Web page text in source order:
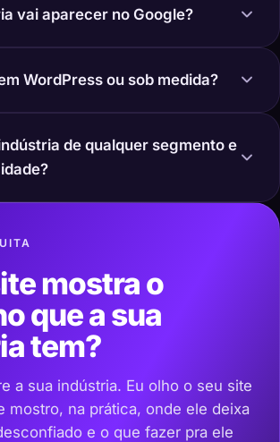
vai aparecer no Google?
WordPress ou sob medida?
de qualquer segmento e
mostra o
que a sua
tem?
a sua indústria. Eu olho o seu site
mostro, na prática, onde ele deixa
e o que fazer pra ele